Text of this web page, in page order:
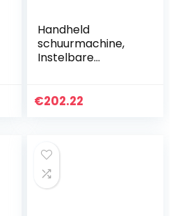
Handheld
schuurmachine,
Instelbare
Gipsplaatschuurm
ne, Voor…
€202.22